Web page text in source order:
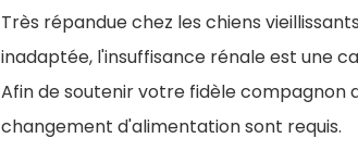
Très répandue chez les chiens
inadaptée, l'insuffisance rénale est une
Afin de soutenir votre fidèle compagnon
changement d'alimentation sont requis.